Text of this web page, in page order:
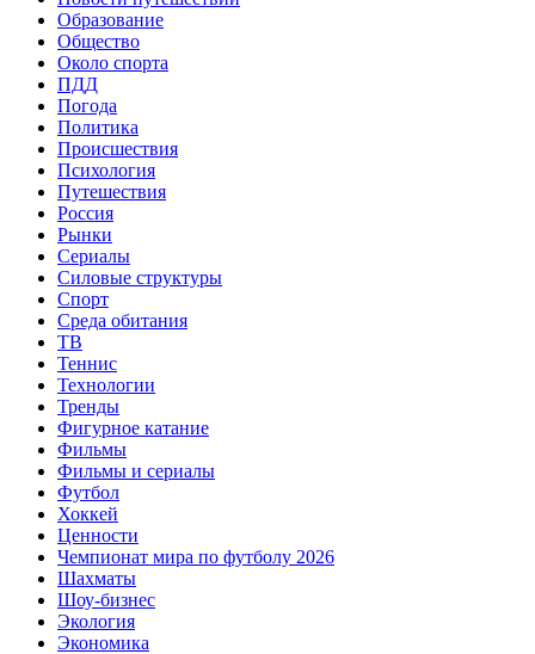
Образование
Общество
Около спорта
ПДД
Погода
Политика
Происшествия
Психология
Путешествия
Россия
Рынки
Сериалы
Силовые структуры
Спорт
Среда обитания
ТВ
Теннис
Технологии
Тренды
Фигурное катание
Фильмы
Фильмы и сериалы
Футбол
Хоккей
Ценности
Чемпионат мира по футболу 2026
Шахматы
Шоу-бизнес
Экология
Экономика